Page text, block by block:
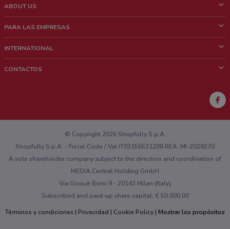
ABOUT US
¿Quiénes Somos?
Trabaja con nosotros
PARA LAS EMPRESAS
Contacto comercial
INTERNATIONAL
CONTACTOS
¿Encontraste un problema en la web o en la aplicación?
© Copyright 2026 Shopfully S.p.A.
Shopfully S.p.A. - Fiscal Code / Vat IT03156531208 REA: MI-2029270
A sole shareholder company subject to the direction and coordination of
MEDIA Central Holding GmbH
Via Giosuè Borsi 9 - 20143 Milan (Italy)
Subscribed and paid-up share capital: € 50.000,00
Términos y condiciones
Privacidad Cookie Policy Mostrar los propósitos